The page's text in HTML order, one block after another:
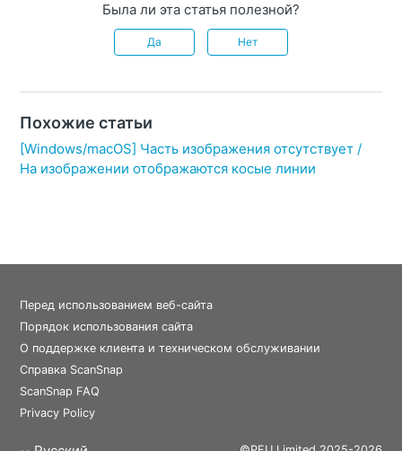
Была ли эта статья полезной?
Да Нет
Похожие статьи
[Windows/macOS] Часть изображения отсутствует /
На изображении отображаются косые линии
Перед использованием веб-сайта
Порядок использования сайта
О поддержке клиента и техническом обслуживании
Справка ScanSnap
ScanSnap FAQ
Privacy Policy